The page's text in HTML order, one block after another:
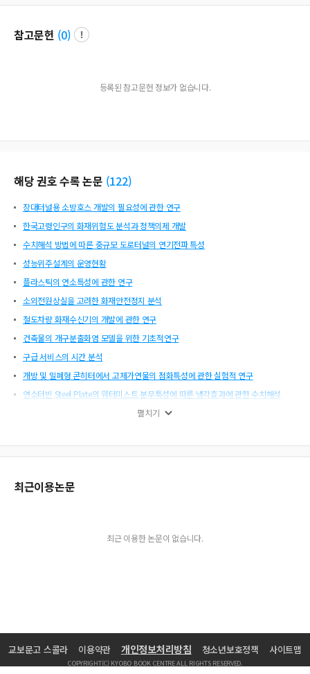
참고문헌 (0)
등록된 참고문헌 정보가 없습니다.
해당 권호 수록 논문 (122)
장대터널용 소방호스 개발의 필요성에 관한 연구
한국고령인구의 화재위험도 분석과 정책의제 개발
수치해석 방법에 따른 중규모 도로터널의 연기전파 특성
성능위주설계의 운영현황
플라스틱의 연소특성에 관한 연구
소외전원상실을 고려한 화재안전정지 분석
철도차량 화재수신기의 개발에 관한 연구
건축물의 개구분출화염 모델을 위한 기초적연구
구급 서비스의 시간 분석
개방 및 밀폐형 콘히터에서 고체가연물의 점화특성에 관한 실험적 연구
연소터빈 Steel Plate의 워터미스트 분무특성에 따른 냉각효과에 관한 수치해석
소방관계법령의 정착과 효율적 운영을 위한 연구
불꽃과 복사열에 대한 특수방화복의 열보호성능 연구
실대형 쉴드 터널 라이닝의 화재손상 평가
주거용 실내 내장재의 산소지수농도에 관한 연구
펼치기
최근이용논문
최근 이용한 논문이 없습니다.
교보문고 스콜라 이용약관 개인정보처리방침 청소년보호정책 사이트맵
COPYRIGHT(C) KYOBO BOOK CENTRE ALL RIGHTS RESERVED.